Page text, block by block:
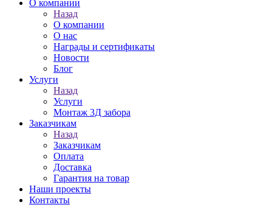
О компании
Назад
О компании
О нас
Награды и сертификаты
Новости
Блог
Услуги
Назад
Услуги
Монтаж 3Д забора
Заказчикам
Назад
Заказчикам
Оплата
Доставка
Гарантия на товар
Наши проекты
Контакты